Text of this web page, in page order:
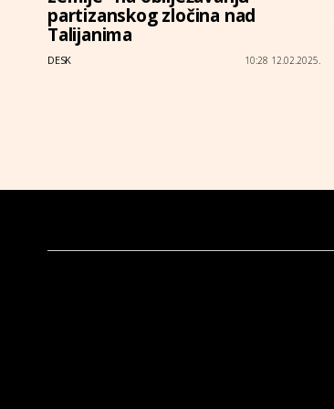
partizanskog zločina nad
Talijanima
DESK 10:28 12.02.2025.